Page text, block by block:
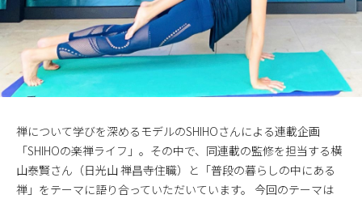
禅について学びを深めるモデルのSHIHOさんによる連載企画
「SHIHOの楽禅ライフ」。その中で、同連載の監修を担当する横
山泰賢さん（日光山 禅昌寺住職）と「普段の暮らしの中にある
禅」をテーマに語り合っていただいています。 今回のテーマは